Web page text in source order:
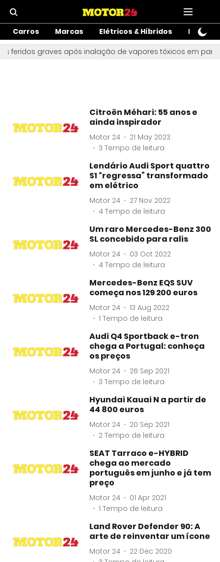
Carros Marcas Elétricos & Híbridos Motos
feridos graves após inalação de vapores tóxicos em
Citroën Méhari: 55 anos e
ainda inspirador
Motor 24
21 May 2023
3 Tempo de leitura
Lendário Audi Sport quattro
S1 “regressa” transformado
em elétrico
Motor 24
27 Nov 2022
4 Tempo de leitura
Um raro Mercedes-Benz 300
SL concebido para ralis
Motor 24
03 Oct 2022
4 Tempo de leitura
Mercedes-Benz EQS SUV
começa nos 129 200 euros
Motor 24
13 Aug 2022
1 Tempo de leitura
Audi Q4 Sportback e-tron
chega a Portugal: conheça
os preços
Motor 24
26 Sep 2021
3 Tempo de leitura
Hyundai Kauai N a partir de
44 800 euros
Motor 24
20 Sep 2021
2 Tempo de leitura
SEAT Tarraco e-HYBRID
chega ao mercado
português em junho e já tem
preço
Motor 24
01 Apr 2021
1 Tempo de leitura
Land Rover Defender 90: A
arte de reinventar um ícone
Motor 24
22 Dec 2020